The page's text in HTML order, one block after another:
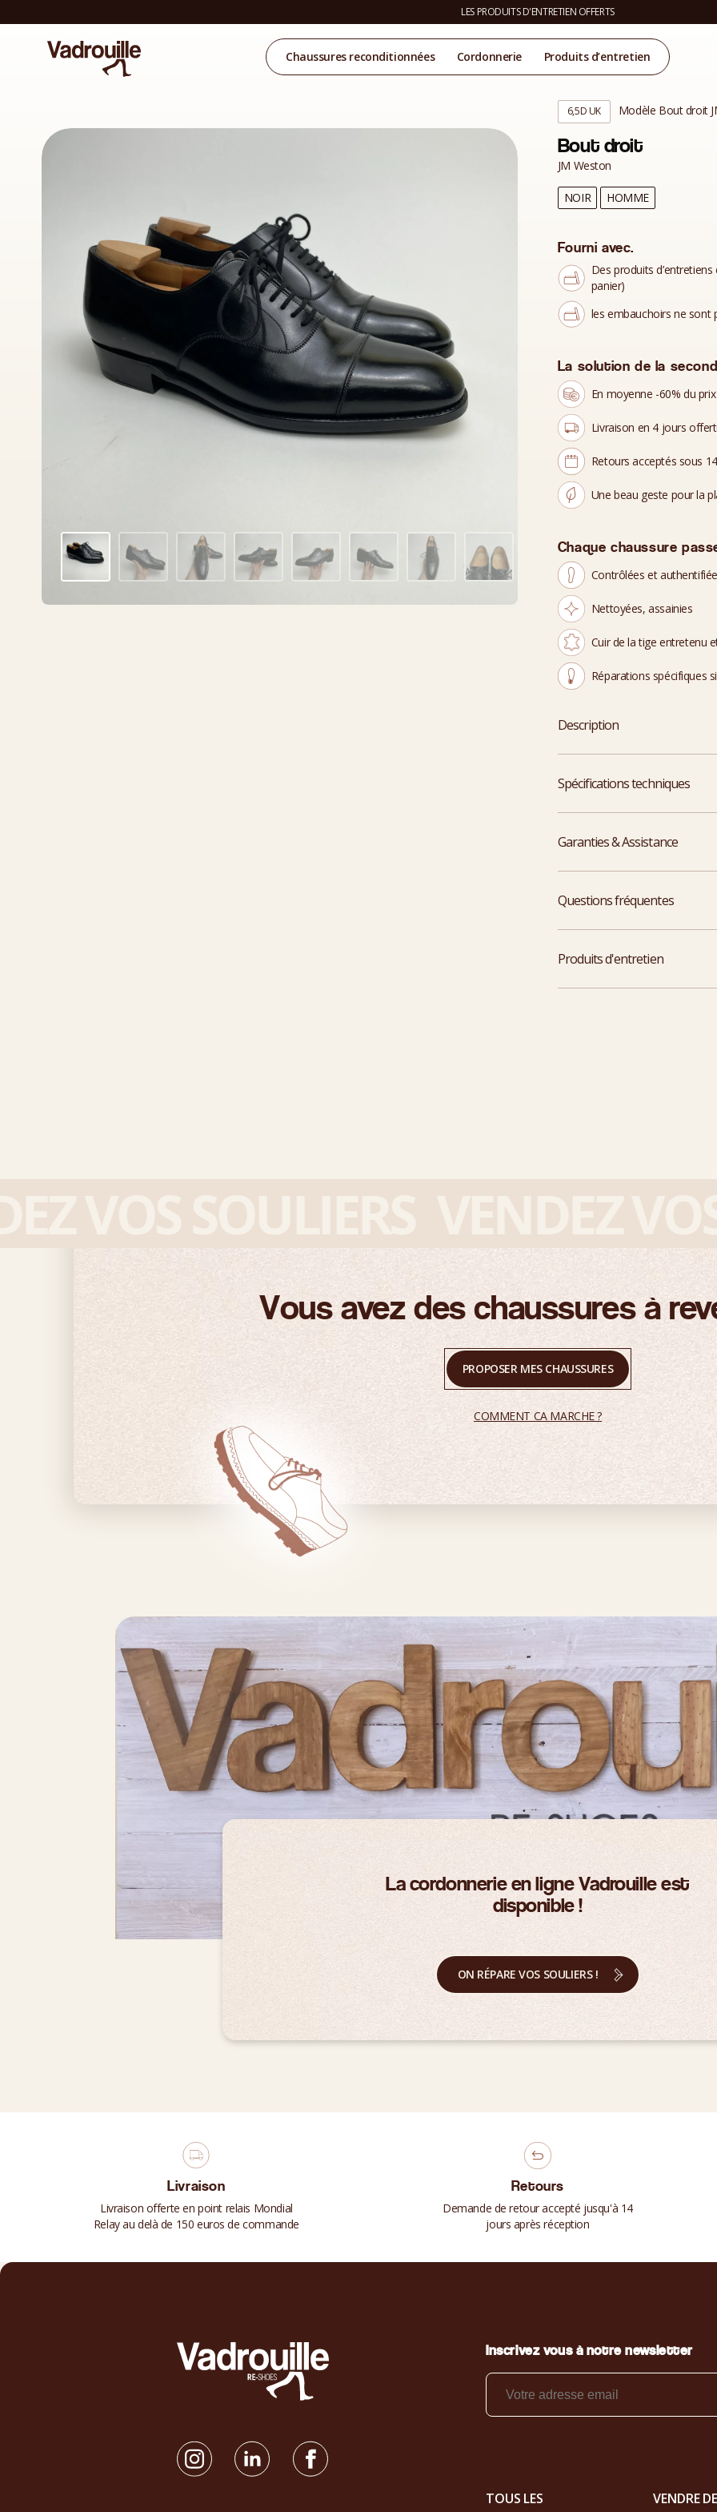
LES PRODUITS D'ENTRETIEN OFFERTS
Chaussures reconditionnées Cordonnerie Produits d’entretien
6,5D UK Modèle Bout droit
Bout droit
JM Weston
NOIR HOMME
Fourni avec.
Des produits
panier)
les embauchoirs ne sont
La solution de la
En moyenne -60% du
Livraison en 4 jours
Retours acceptés sous
Une beau geste pour la
Chaque chaussure
Contrôlées et
Nettoyées, assainies
Cuir de la tige entretenu
Réparations spécifiques
Description
Spécifications techniques
Garanties & Assistance
Questions fréquentes
Produits d'entretien
Vous avez des chaussures à
PROPOSER MES CHAUSSURES
COMMENT CA MARCHE ?
La cordonnerie en ligne Vadrouille est
disponible !
ON RÉPARE VOS SOULIERS !
Livraison
Livraison offerte en point relais Mondial
Relay au delà de 150 euros de commande
Retours
Demande de retour accepté jusqu'à 14
jours après réception
Inscrivez vous à notre newsletter
TOUS LES VENDRE